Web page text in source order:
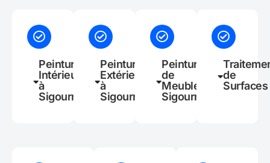
Peinture
Intérieure
à
Sigournais
Peinture
Extérieure
à
Sigournais
Peinture
de
Meubles à
Sigournais
de
Surfaces